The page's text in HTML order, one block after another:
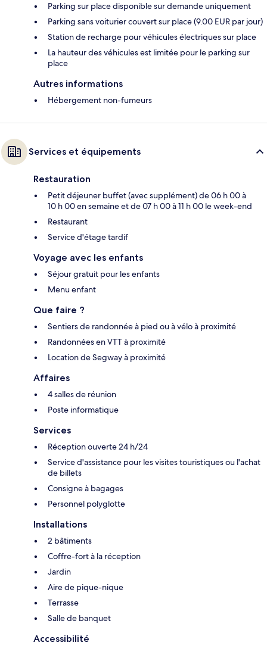
Parking sur place disponible sur demande uniquement
Parking sans voiturier couvert sur place (9.00 EUR par jour)
Station de recharge pour véhicules électriques sur place
La hauteur des véhicules est limitée pour le parking sur
place
Autres informations
Hébergement non-fumeurs
Services et équipements
Restauration
Petit déjeuner buffet (avec supplément) de 06 h 00 à
10 h 00 en semaine et de 07 h 00 à 11 h 00 le week-end
Restaurant
Service d'étage tardif
Voyage avec les enfants
Séjour gratuit pour les enfants
Menu enfant
Que faire ?
Sentiers de randonnée à pied ou à vélo à proximité
Randonnées en VTT à proximité
Location de Segway à proximité
Affaires
4 salles de réunion
Poste informatique
Services
Réception ouverte 24 h/24
Service d'assistance pour les visites touristiques ou l'achat
de billets
Consigne à bagages
Personnel polyglotte
Installations
2 bâtiments
Coffre-fort à la réception
Jardin
Aire de pique-nique
Terrasse
Salle de banquet
Accessibilité